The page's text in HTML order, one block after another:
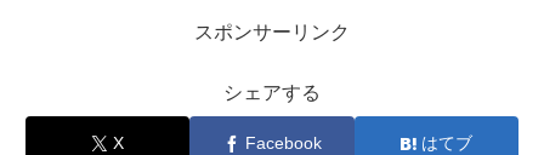
スポンサーリンク
シェアする
X Facebook はてブ